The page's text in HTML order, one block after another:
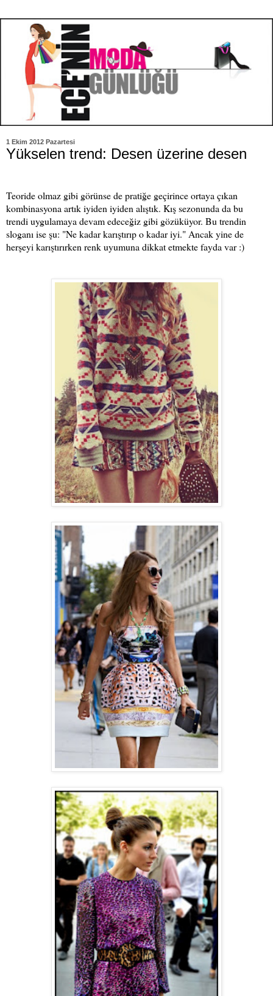
1 Ekim 2012 Pazartesi
Yükselen trend: Desen üzerine desen
Teoride olmaz gibi görünse de pratiğe geçirince ortaya çıkan
kombinasyona artık iyiden iyiden alıştık. Kış sezonunda da bu
trendi uygulamaya devam edeceğiz gibi gözüküyor. Bu trendin
sloganı ise şu: "Ne kadar karıştırıp o kadar iyi." Ancak yine de
herşeyi karıştırırken renk uyumuna dikkat etmekte fayda var :)